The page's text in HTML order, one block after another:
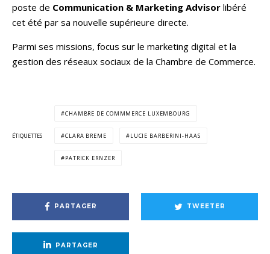
poste de Communication & Marketing Advisor libéré
cet été par sa nouvelle supérieure directe.
Parmi ses missions, focus sur le marketing digital et la
gestion des réseaux sociaux de la Chambre de Commerce.
ÉTIQUETTES
CHAMBRE DE COMMMERCE LUXEMBOURG
CLARA BREME LUCIE BARBERINI-HAAS
PATRICK ERNZER
PARTAGER TWEETER
PARTAGER